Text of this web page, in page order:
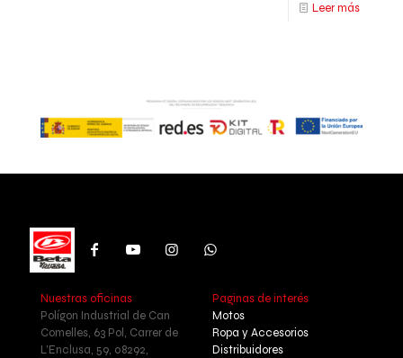
Leer más
Nuestras oficinas
Polígon Industrial de Can
Comelles, 63 Pol, Carrer de
L'Enclusa, 59, 08292,
Paginas de interés
Motos
Ropa y Accesorios
Distribuidores